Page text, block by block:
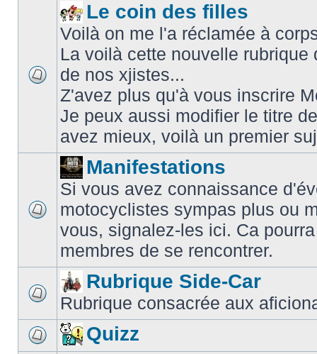
Le coin des filles
Voilà on me l'a réclamée à
La voilà cette nouvelle
de nos xjistes...
Z'avez plus qu'à vous inscrire
Je peux aussi modifier le titre
avez mieux, voilà un premier
Manifestations
Si vous avez connaissance
motocyclistes sympas plus ou
vous, signalez-les ici. Ca
membres de se rencontrer.
Rubrique Side-Car
Rubrique consacrée aux
Quizz